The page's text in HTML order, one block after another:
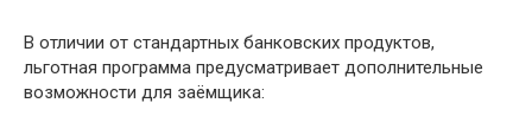
В отличии от стандартных банковских продуктов,
льготная программа предусматривает дополнительные
возможности для заёмщика: